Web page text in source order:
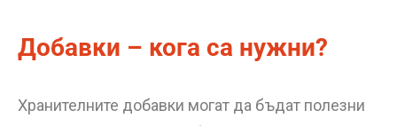
Добавки – кога са нужни?
Хранителните добавки могат да бъдат полезни